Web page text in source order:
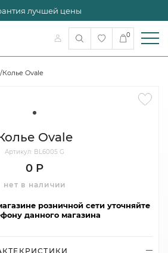
лучшей цены
0
/Колье Ovale
Ovale
Артикул: BL6005 G
0 Р
нет в наличии
розничной сети уточняйте
данного магазина